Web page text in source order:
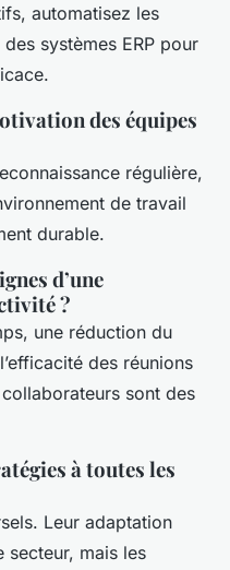
automatisez les
systèmes ERP pour
des équipes
régulière,
de travail
durable.
d’une
?
une réduction du
des réunions
sont des
à toutes les
Leur adaptation
secteur, mais les